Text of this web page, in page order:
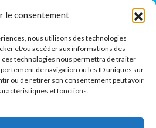
le consentement
nous utilisons des technologies
et/ou accéder aux informations des
ces technologies nous permettra de traiter
de navigation ou les ID uniques sur
ou de retirer son consentement peut avoir
et fonctions.
La Pardieu